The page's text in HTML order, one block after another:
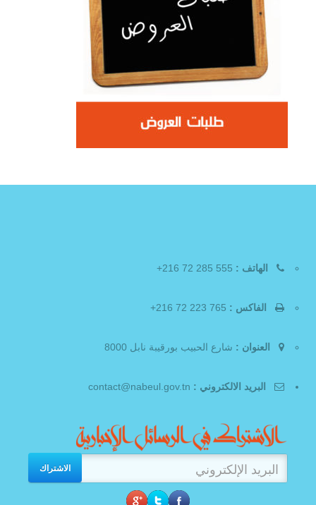
الهاتف :
الفاكس :
العنوان : شارع الحبيب بورقيبة نابل 8000
البريد الالكتروني :
الاشتراك